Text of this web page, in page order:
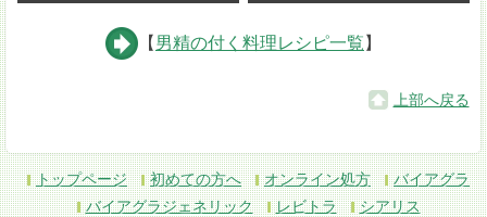
【 男精の付く料理レシピ一覧 】
上部へ戻る
トップページ 初めての方へ オンライン処方
バイアグラ
バイアグラジェネリック
レビトラ
シアリス